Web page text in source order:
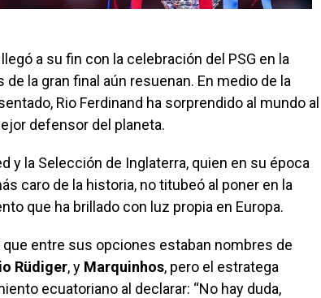
a su fin con la celebración del PSG en la
de la gran final aún resuenan. En medio de la
Rio Ferdinand ha sorprendido al mundo al
defensor del planeta.
y la Selección de Inglaterra, quien en su época
caro de la historia, no titubeó al poner en la
que ha brillado con luz propia en Europa.
que entre sus opciones estaban nombres de
Rüdiger, y Marquinhos, pero el estratega
ecuatoriano al declarar: “No hay duda,